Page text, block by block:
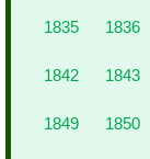
1835 1836
1842 1843
1849 1850